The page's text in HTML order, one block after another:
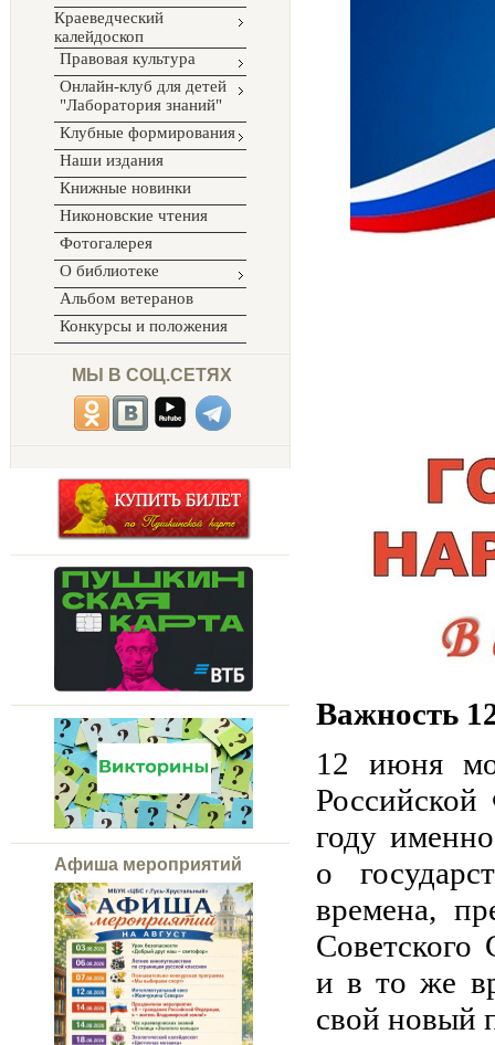
Краеведческий
калейдоскоп
Правовая культура
Онлайн-клуб для детей
"Лаборатория знаний"
Клубные формирования
Наши издания
Книжные новинки
Никоновские чтения
Фотогалерея
О библиотеке
Альбом ветеранов
Конкурсы и положения
МЫ В СОЦ.СЕТЯХ
Афиша мероприятий
Важность
12 июня
году
о
времена,
и в то же
свой новый